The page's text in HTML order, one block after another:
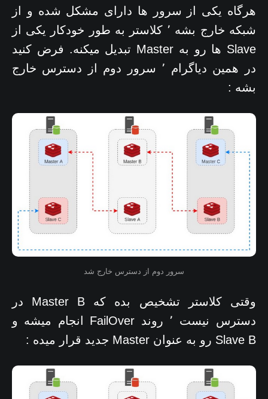
هرگاه یکی از سرور ها دارای مشکل شده و از
شبکه خارج بشه ٬ کلاستر به طور خودکار یکی از
Slave ها رو به Master تبدیل میکنه. فرض کنید
در همین دیاگرام ٬ سرور دوم از دسترس خارج
بشه :
سرور دوم از دسترس خارج شد
وقتی کلاستر تشخیص بده که Master B در
دسترس نیست ٬ روند FailOver انجام میشه و
Slave B رو به عنوان Master جدید قرار میده :